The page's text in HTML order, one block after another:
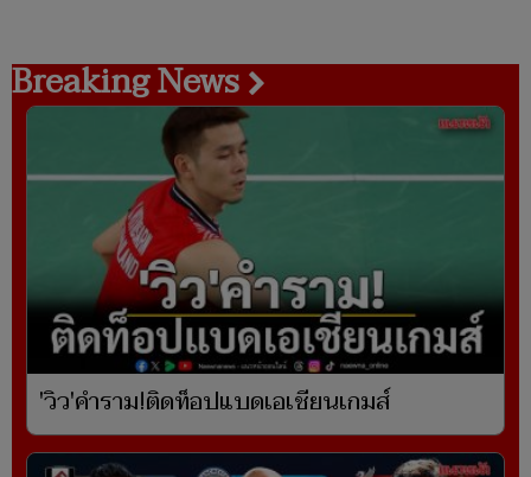
Breaking News
'วิว'คำราม!ติดท็อปแบดเอเชียนเกมส์